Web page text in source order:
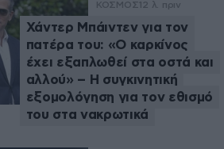
ΚΟΣΜΟΣ 12 λ. πριν
Χάντερ Μπάιντεν για τον
πατέρα του: «Ο καρκίνος
έχει εξαπλωθεί στα οστά και
αλλού» – Η συγκινητική
εξομολόγηση για τον εθισμό
του στα νακρωτικά